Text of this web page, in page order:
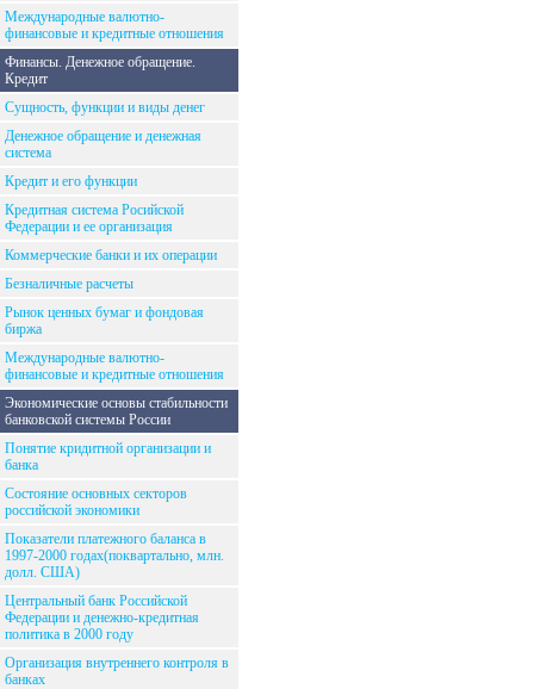
Международные валютно-
финансовые и кредитные отношения
Финансы. Денежное обращение.
Кредит
Сущность, функции и виды денег
Денежное обращение и денежная
система
Кредит и его функции
Кредитная система Росийской
Федерации и ее организация
Коммерческие банки и их операции
Безналичные расчеты
Рынок ценных бумаг и фондовая
биржа
Международные валютно-
финансовые и кредитные отношения
Экономические основы стабильности
банковской системы России
Понятие кридитной организации и
банка
Состояние основных секторов
российской экономики
Показатели платежного баланса в
1997-2000 годах(поквартально, млн.
долл. США)
Центральный банк Российской
Федерации и денежно-кредитная
политика в 2000 году
Организация внутреннего контроля в
банках